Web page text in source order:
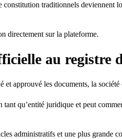
constitution traditionnels
directement sur la plateforme.
au registre
et approuvé les documents, la
qu’entité juridique et peut
administratifs et une plus grande